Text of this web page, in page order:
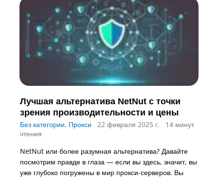
Лучшая альтернатива NetNut с точки
зрения производительности и цены
Без категории, Прокси 22 февраля 2025 г.
14 минут
чтения
NetNut или более разумная альтернатива? Давайте
посмотрим правде в глаза — если вы здесь, значит, вы
уже глубоко погружены в мир прокси-серверов. Вы